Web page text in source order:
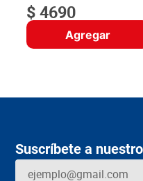
$4690
Agregar
Suscríbete a